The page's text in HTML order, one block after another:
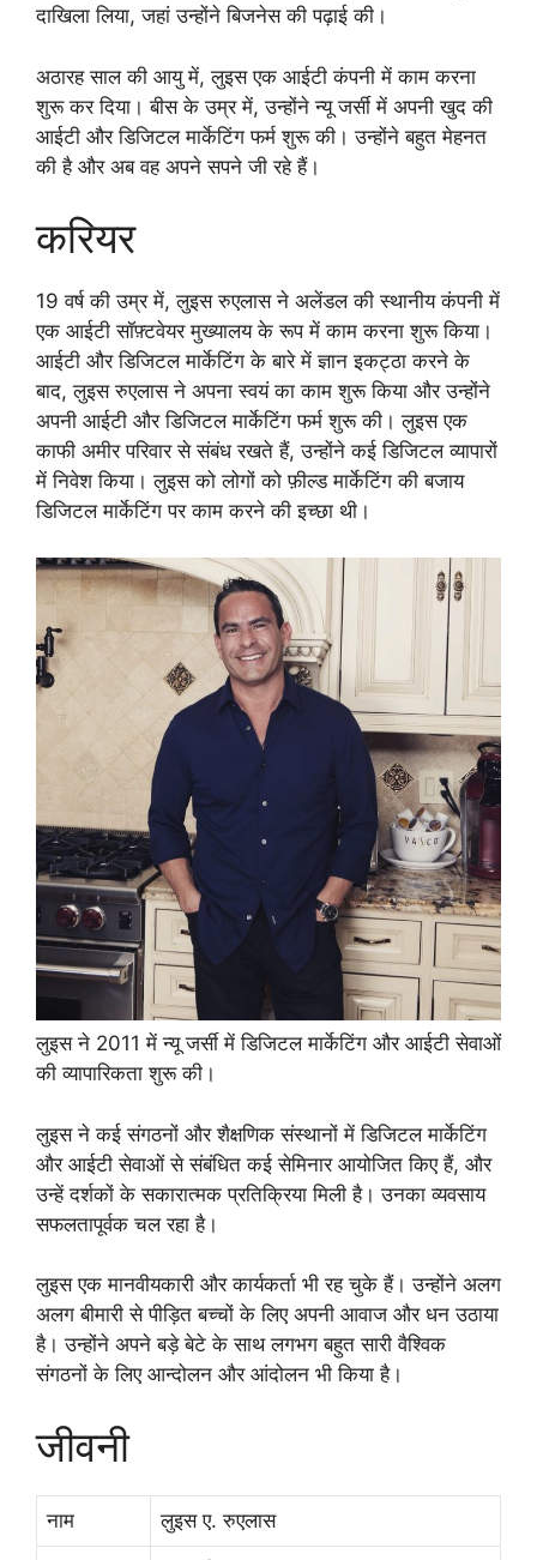
दाखिला लिया, जहां उन्होंने बिजनेस की पढ़ाई की।
अठारह साल की आयु में, लुइस एक आईटी कंपनी में काम करना
शुरू कर दिया। बीस के उम्र में, उन्होंने न्यू जर्सी में अपनी खुद की
आईटी और डिजिटल मार्केटिंग फर्म शुरू की। उन्होंने बहुत मेहनत
की है और अब वह अपने सपने जी रहे हैं।
करियर
19 वर्ष की उम्र में, लुइस रुएलास ने अलेंडल की स्थानीय कंपनी में
एक आईटी सॉफ़्टवेयर मुख्यालय के रूप में काम करना शुरू किया।
आईटी और डिजिटल मार्केटिंग के बारे में ज्ञान इकट्ठा करने के
बाद, लुइस रुएलास ने अपना स्वयं का काम शुरू किया और उन्होंने
अपनी आईटी और डिजिटल मार्केटिंग फर्म शुरू की। लुइस एक
काफी अमीर परिवार से संबंध रखते हैं, उन्होंने कई डिजिटल व्यापारों
में निवेश किया। लुइस को लोगों को फ़ील्ड मार्केटिंग की बजाय
डिजिटल मार्केटिंग पर काम करने की इच्छा थी।
लुइस ने 2011 में न्यू जर्सी में डिजिटल मार्केटिंग और आईटी सेवाओं
की व्यापारिकता शुरू की।
लुइस ने कई संगठनों और शैक्षणिक संस्थानों में डिजिटल मार्केटिंग
और आईटी सेवाओं से संबंधित कई सेमिनार आयोजित किए हैं, और
उन्हें दर्शकों के सकारात्मक प्रतिक्रिया मिली है। उनका व्यवसाय
सफलतापूर्वक चल रहा है।
लुइस एक मानवीयकारी और कार्यकर्ता भी रह चुके हैं। उन्होंने अलग
अलग बीमारी से पीड़ित बच्चों के लिए अपनी आवाज और धन उठाया
है। उन्होंने अपने बड़े बेटे के साथ लगभग बहुत सारी वैश्विक
संगठनों के लिए आन्दोलन और आंदोलन भी किया है।
जीवनी
नाम लुइस ए. रुएलास